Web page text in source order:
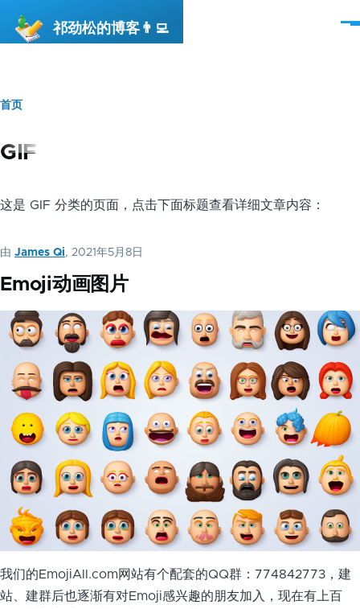
祁劲松的博客👨‍💻
菜
面
包
首页
GIF
这是 GIF 分类的页面，点击下面标题查看详细文章内容：
由 James Qi, 2021年5月8日
Emoji动画图片
我们的EmojiAll.com网站有个配套的QQ群：774842773，建
站、建群后也逐渐有对Emoji感兴趣的朋友加入，现在有上百